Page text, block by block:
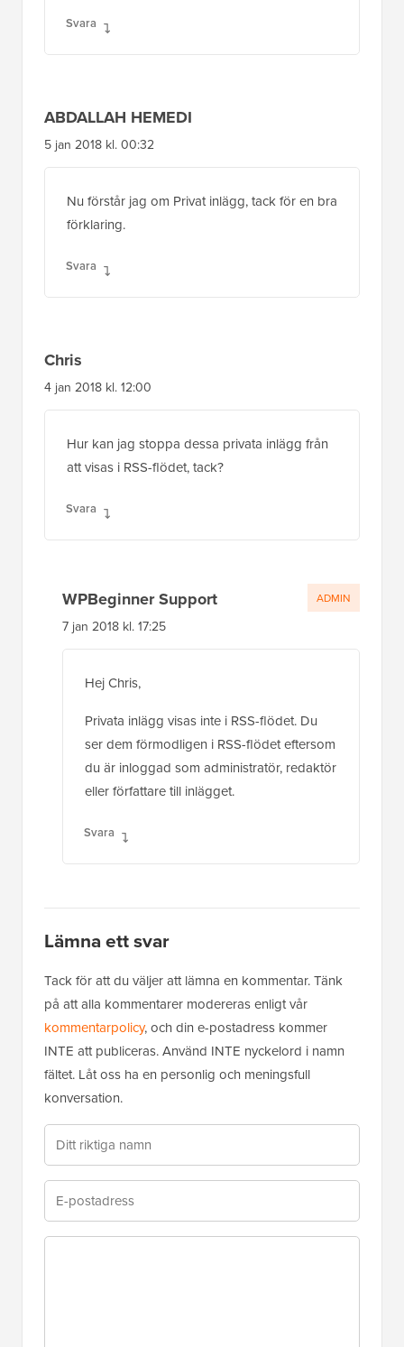
Svara
ABDALLAH HEMEDI
5 jan 2018 kl. 00:32
Nu förstår jag om Privat inlägg, tack för en bra
förklaring.
Svara
Chris
4 jan 2018 kl. 12:00
Hur kan jag stoppa dessa privata inlägg från
att visas i RSS-flödet, tack?
Svara
WPBeginner Support
7 jan 2018 kl. 17:25
Hej Chris,
Privata inlägg visas inte i RSS-flödet. Du
ser dem förmodligen i RSS-flödet eftersom
du är inloggad som administratör, redaktör
eller författare till inlägget.
Svara
ADMIN
Lämna ett svar
Tack för att du väljer att lämna en kommentar. Tänk
på att alla kommentarer modereras enligt vår
kommentarpolicy, och din e-postadress kommer
INTE att publiceras. Använd INTE nyckelord i namn
fältet. Låt oss ha en personlig och meningsfull
konversation.